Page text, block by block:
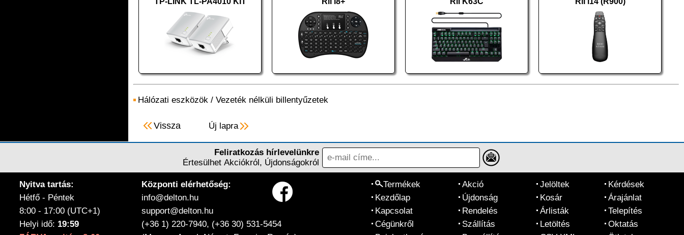
Hálózati eszközök / Vezeték nélküli billentyűzetek
Vissza Új lapra
Feliratkozás hírlevelünkre
Értesülhet Akciókról, Újdonságokról
Nyitva tartás:
Hétfő - Péntek
8:00 - 17:00 (UTC+1)
Helyi idő: 19:59
Központi elérhetőség:
info@delton.hu
support@delton.hu
(+36 1) 220-7940, (+36 30) 531-5454
Termékek
Kezdőlap
Kapcsolat
Cégünkről
Akció
Újdonság
Rendelés
Szállítás
Jelöltek
Kosár
Árlisták
Letöltés
Kérdések
Árajánlat
Telepítés
Oktatás